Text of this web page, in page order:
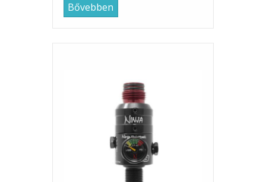
Bővebben